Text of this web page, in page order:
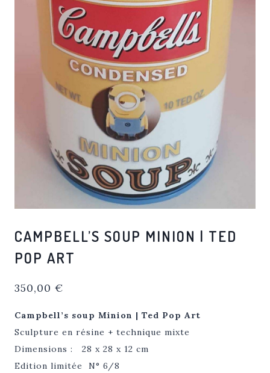
CAMPBELL’S SOUP MINION | TED
POP ART
350,00 €
Campbell’s soup Minion | Ted Pop Art
Sculpture en résine + technique mixte
Dimensions : 28 x 28 x 12 cm
Edition limitée N° 6/8